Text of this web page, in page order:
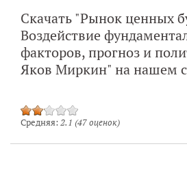
Скачать "Рынок ценных
Воздействие
факторов, прогноз и
Яков Миркин" на нашем
Средняя:2.1 (47оценок)